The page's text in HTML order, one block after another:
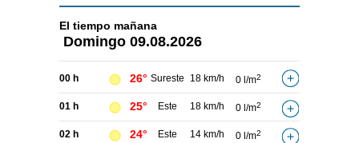
El tiempo mañana
Domingo 09.08.2026
00 h 26° Sureste 18 km/h 0 l/m2
01 h 25° Este 18 km/h 0 l/m2
02 h 24° Este 14 km/h 0 l/m2